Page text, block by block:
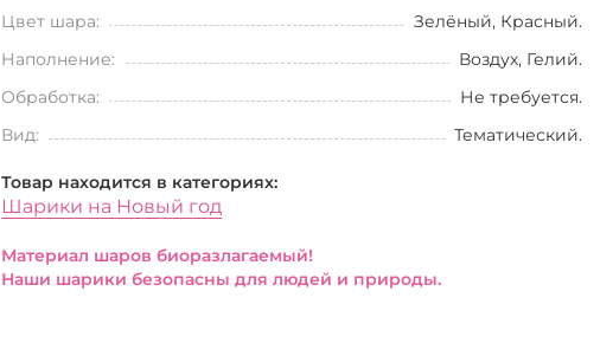
Цвет шара:
Зелёный, Красный.
Наполнение:
Воздух, Гелий.
Обработка:
Не требуется.
Вид:
Тематический.
Товар находится в категориях:
Шарики на Новый год
Материал шаров биоразлагаемый!
Наши шарики безопасны для людей и природы.